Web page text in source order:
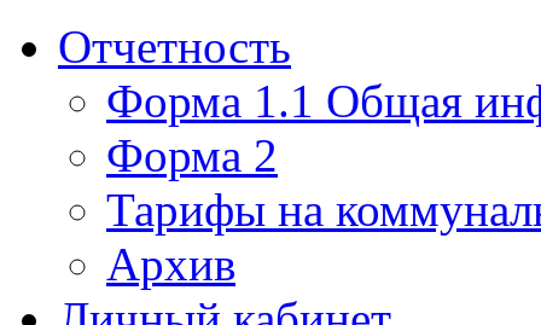
Отчетность
Форма 1.1 Общая
Форма 2
Тарифы на
Архив